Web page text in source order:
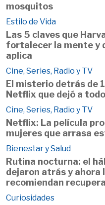
mosquitos
Estilo de Vida
Las 5 claves que
fortalecer la mente y
aplica
Cine, Series, Radio y TV
El misterio detrás de
Netflix que dejó a
Cine, Series, Radio y TV
Netflix: La película
mujeres que arrasa
Bienestar y Salud
Rutina nocturna: el
dejaron atrás y ahora
recomiendan
Curiosidades